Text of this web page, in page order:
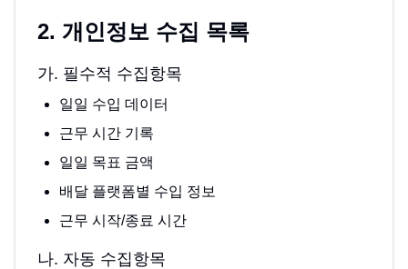
2. 개인정보 수집 목록
가. 필수적 수집항목
일일 수입 데이터
근무 시간 기록
일일 목표 금액
배달 플랫폼별 수입 정보
근무 시작/종료 시간
나. 자동 수집항목